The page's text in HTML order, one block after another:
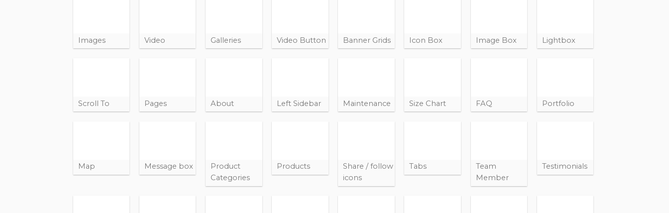
Images Video Galleries Video Button Banner Grids Icon Box Image Box Lightbox
Scroll To Pages About Left Sidebar Maintenance Size Chart FAQ Portfolio
Map Message box
Product
Categories
Products
Share / follow
icons
Tabs
Team
Member
Testimonials